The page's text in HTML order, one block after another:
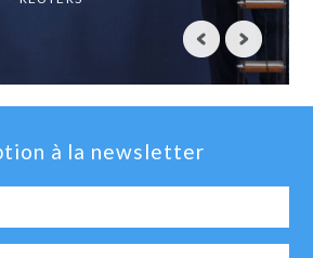
à la newsletter